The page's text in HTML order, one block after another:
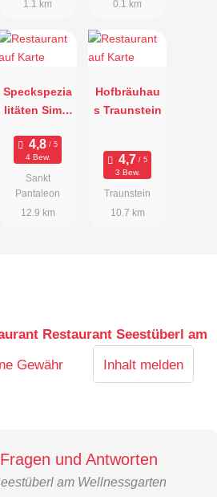
1.1 km
0.1 km
Speckspezia
litäten Simic
4 Bew.
Sankt
Pantaleon
12.9 km
Hofbräuhau
s Traunstein
3 Bew.
Traunstein
10.7 km
Restaurant Seestüberl am
Gewähr Inhalt melden
und Antworten
am Wellnessgarten